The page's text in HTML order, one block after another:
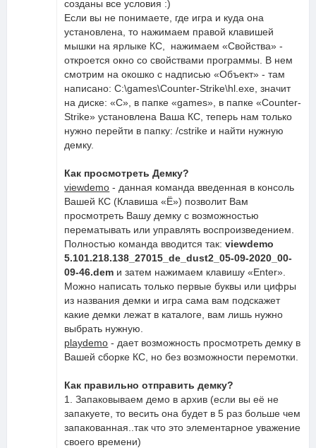
созданы все условия :)
Если вы не понимаете, где игра и куда она
установлена, то нажимаем правой клавишей
мышки на ярлыке КС, нажимаем «Свойства» -
откроется окно со свойствами программы. В нем
смотрим на окошко с надписью «Объект» - там
написано: C:\games\Counter-Strike\hl.exe, значит
на диске: «С», в папке «games», в папке «Counter-
Strike» установлена Ваша КС, теперь нам только
нужно перейти в папку: /cstrike и найти нужную
демку.
Как просмотреть Демку?
viewdemo - данная команда введенная в консоль
Вашей КС (Клавиша «Ё») позволит Вам
просмотреть Вашу демку с возможностью
перематывать или управлять воспроизведением.
Полностью команда вводится так:viewdemo
5.101.218.138_27015_de_dust2_05-09-2020_00-
09-46.dem и затем нажимаем клавишу «Enter».
Можно написать только первые буквы или цифры
из названия демки и игра сама вам подскажет
какие демки лежат в каталоге, вам лишь нужно
выбрать нужную.
playdemo - дает возможность просмотреть демку в
Вашей сборке КС, но без возможности перемотки.
Как правильно отправить демку?
1. Запаковываем демо в архив (если вы её не
запакуете, то весить она будет в 5 раз больше чем
запакованная..так что это элементарное уважение
своего времени)